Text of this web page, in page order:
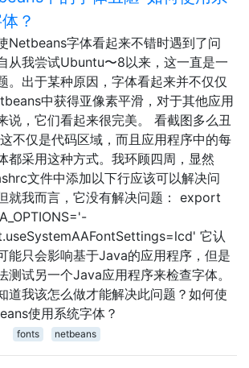
？
Netbeans字体看起来不错时遇到了问
从我尝试Ubuntu〜8以来，这一直是一
。出于某种原因，字体看起来并不仅仅
中获得亚像素平滑，对于其他应用
说，它们看起来很完美。 看截图多么丑
不仅是代码区域，而且应用程序中的每
都采用这种方式。我环顾四周，显然
文件中添加以下行应该可以解决问
就我而言，它没有解决问题： export
它认
能只会影响基于Java的应用程序，但是
测试另一个Java应用程序来检查字体。
道我该怎么做才能解决此问题？如何使
使用系统字体？
fonts netbeans